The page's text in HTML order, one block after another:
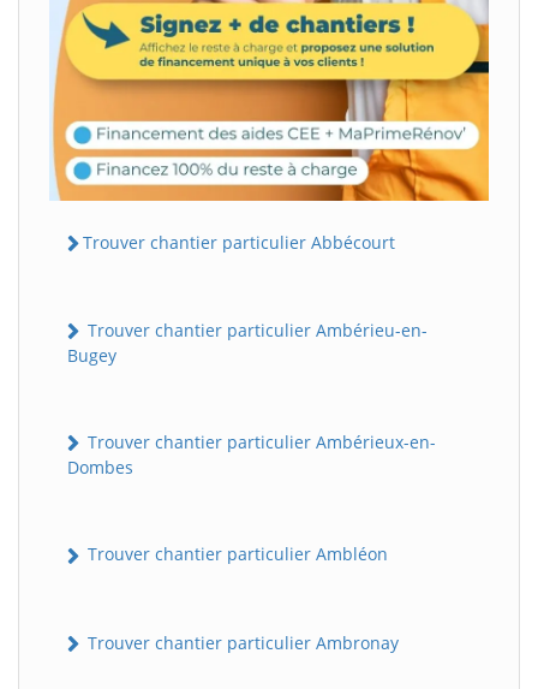
Trouver chantier particulier Abbécourt
Trouver chantier particulier Ambérieu-en-
Bugey
Trouver chantier particulier Ambérieux-en-
Dombes
Trouver chantier particulier Ambléon
Trouver chantier particulier Ambronay